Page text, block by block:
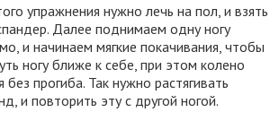
упражнения нужно лечь на пол, и взять
Далее поднимаем одну ногу
и начинаем мягкие покачивания, чтобы
ногу ближе к себе, при этом колено
прогиба. Так нужно растягивать
и повторить эту с другой ногой.